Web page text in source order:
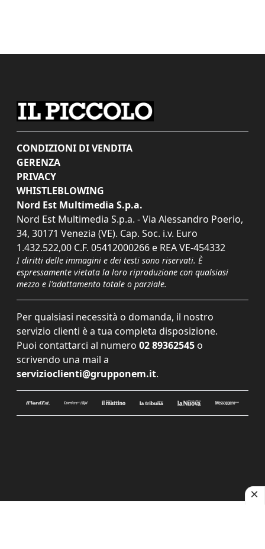
CONDIZIONI DI VENDITA
GERENZA
PRIVACY
WHISTLEBLOWING
Nord Est Multimedia S.p.a.
Nord Est Multimedia S.p.a. - Via Alessandro Poerio,
34, 30171 Venezia (VE). Cap. Soc. i.v. Euro
1.432.522,00 C.F. 05412000266 e REA VE-454332
I diritti delle immagini e dei testi sono riservati. È
espressamente vietata la loro riproduzione con qualsiasi
mezzo e l'adattamento totale o parziale.
Per qualsiasi necessità o domanda, il nostro
servizio clienti è a tua completa disposizione.
Puoi contattarci al numero 02 89362545 o
scrivendo una mail a
servizioclienti@grupponem.it.